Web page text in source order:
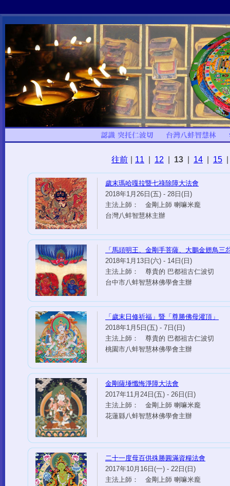
往前 11 12 13 14 15
歲末瑪哈嘎拉暨七祿除障大法會
2018年1月26日(五) - 28日(日)
主法上師： 金剛上師 喇嘛米龐
台灣八蚌智慧林主辦
「馬頭明王、金剛手菩薩、大鵬金翅鳥
2018年1月13日(六) - 14日(日)
主法上師： 尊貴的 巴都祖古仁波切
台中市八蚌智慧林佛學會主辦
「歲末日修祈福」暨「尊勝佛母灌頂」
2018年1月5日(五) - 7日(日)
主法上師： 尊貴的 巴都祖古仁波切
桃園市八蚌智慧林佛學會主辦
金剛薩埵懺悔淨障大法會
2017年11月24日(五) - 26日(日)
主法上師： 金剛上師 喇嘛米龐
花蓮縣八蚌智慧林佛學會主辦
二十一度母百供殊勝圓滿資糧法會
2017年10月16日(一) - 22日(日)
主法上師： 金剛上師 喇嘛米龐